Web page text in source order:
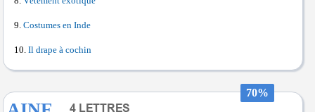
Costumes en Inde
Il drape à cochin
70%